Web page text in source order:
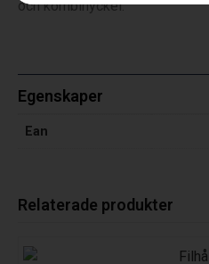
och kombinyckel.
Egenskaper
Ean
Relaterade produkter